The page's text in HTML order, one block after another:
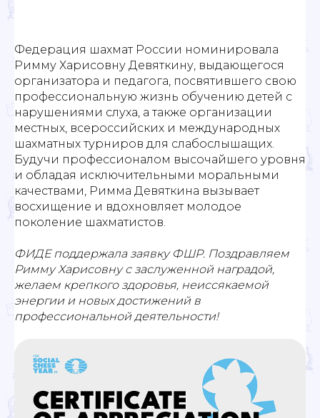
Федерация шахмат России номинировала
Римму Харисовну Девяткину, выдающегося
организатора и педагога, посвятившего свою
профессиональную жизнь обучению детей с
нарушениями слуха, а также организации
местных, всероссийских и международных
шахматных турниров для слабослышащих.
Будучи профессионалом высочайшего уровня
и обладая исключительными моральными
качествами, Римма Девяткина вызывает
восхищение и вдохновляет молодое
поколение шахматистов.
ФИДЕ поддержала заявку ФШР. Поздравляем
Римму Харисовну с заслуженной наградой,
желаем крепкого здоровья, неиссякаемой
энергии и новых достижений в
профессиональной деятельности!